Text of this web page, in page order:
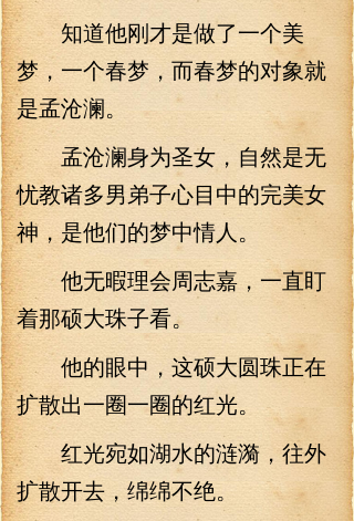
知道他刚才是做了一个美
梦，一个春梦，而春梦的对象就
是孟沧澜。
孟沧澜身为圣女，自然是无
忧教诸多男弟子心目中的完美女
神，是他们的梦中情人。
他无暇理会周志嘉，一直盯
着那硕大珠子看。
他的眼中，这硕大圆珠正在
扩散出一圈一圈的红光。
红光宛如湖水的涟漪，往外
扩散开去，绵绵不绝。